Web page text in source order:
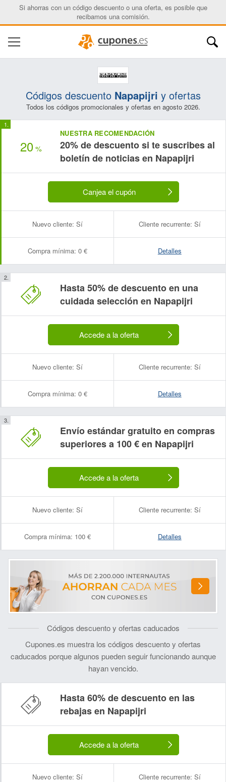
Si ahorras con un código descuento o una oferta, es posible que
recibamos una comisión.
Códigos descuento Napapijri y ofertas
Todos los códigos promocionales y ofertas en agosto 2026.
20 %
NUESTRA RECOMENDACIÓN
20% de descuento si te suscribes al
boletín de noticias en Napapijri
Canjea el cupón
Nuevo cliente: Sí Cliente recurrente: Sí
Compra mínima: 0 € Detalles
Hasta 50% de descuento en una
cuidada selección en Napapijri
Accede a la oferta
Nuevo cliente: Sí Cliente recurrente: Sí
Compra mínima: 0 € Detalles
Envío estándar gratuito en compras
superiores a 100 € en Napapijri
Accede a la oferta
Nuevo cliente: Sí Cliente recurrente: Sí
Compra mínima: 100 € Detalles
Códigos descuento y ofertas caducados
Cupones.es muestra los códigos descuento y ofertas
caducados porque algunos pueden seguir funcionando aunque
hayan vencido.
Hasta 60% de descuento en las
rebajas en Napapijri
Accede a la oferta
Nuevo cliente: Sí Cliente recurrente: Sí